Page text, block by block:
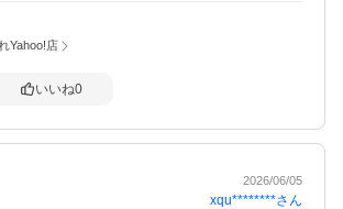
Yahoo!店
いいね0
2026/06/05
xqu********さん